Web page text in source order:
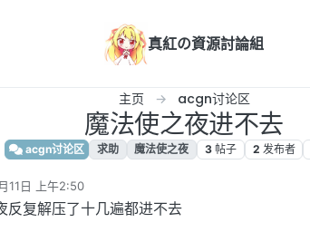
真紅の資源討論組
主页 acgn讨论区
魔法使之夜进不去
acgn讨论区 求助 魔法使之夜 3 帖子 2 发布者
11日 上午2:50
反复解压了十几遍都进不去